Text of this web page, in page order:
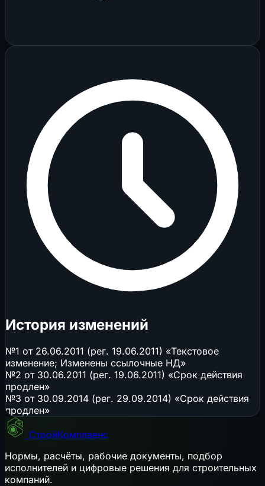
История изменений
№1 от 26.06.2011 (рег. 19.06.2011) «Текстовое
изменение; Изменены ссылочные НД»
№2 от 30.06.2011 (рег. 19.06.2011) «Срок действия
продлен»
№3 от 30.09.2014 (рег. 29.09.2014) «Срок действия
продлен»
СтройКомплаенс
Нормы, расчёты, рабочие документы, подбор
исполнителей и цифровые решения для строительных
компаний.